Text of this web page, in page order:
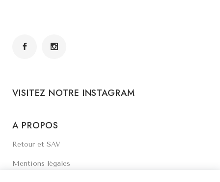
VISITEZ NOTRE INSTAGRAM
A PROPOS
Retour et SAV
Mentions légales